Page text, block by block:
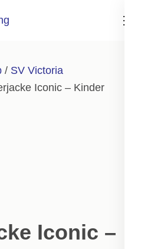
/ SV Victoria
Iconic – Kinder
Iconic –